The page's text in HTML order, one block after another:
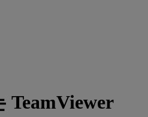
TeamViewer